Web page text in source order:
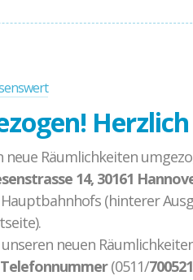
neue Räumlichkeiten
14, 30161
(hinterer
neuen
(0511/